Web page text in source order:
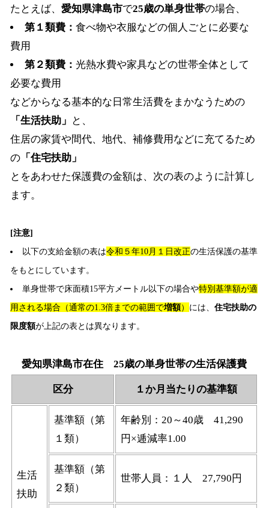
たとえば、愛知県津島市で25歳の単身世帯の場合、
第１類費： 食べ物や衣服などの個人ごとに必要な
費用
第２類費： 光熱水費や家具などの世帯全体として
必要な費用
などからなる基本的な日常生活費をまかなうための
「生活扶助」
と、
住居の家賃や間代、地代、補修費用などに充てるため
の 「住宅扶助」
とをあわせた保護費の金額は、次の表のように計算し
ます。
[注意]
以下の支給金額の表は令和５年10月１日改正の生活保護の基準
をもとにしています。
単身世帯で床面積15平方メートル以下の場合や特別基準額が適
用される場合（通常の1.3倍までの範囲で増額） には、住宅扶助の
限度額が上記の表とは異なります。
愛知県津島市在住 25歳の単身世帯の生活保護費
区分 １か月当たりの基準額
生活
扶助
基準額（第
１類）
年齢別：20～40歳 41,290
円×逓減率1.00
基準額（第
２類）
世帯人員：１人 27,790円